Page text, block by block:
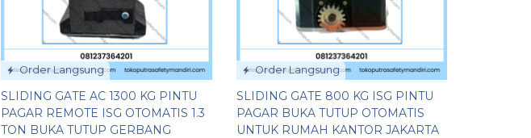
Order Langsung
SLIDING GATE AC 1300 KG PINTU
PAGAR REMOTE ISG OTOMATIS 1.3
TON BUKA TUTUP GERBANG
Order Langsung
SLIDING GATE 800 KG ISG PINTU
PAGAR BUKA TUTUP OTOMATIS
UNTUK RUMAH KANTOR JAKARTA